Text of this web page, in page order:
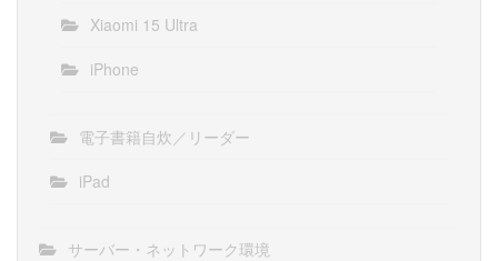
Xiaomi 15 Ultra
iPhone
電子書籍自炊／リーダー
iPad
サーバー・ネットワーク環境